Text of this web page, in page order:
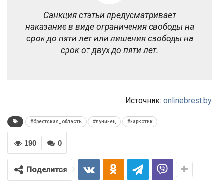
Санкция статьи предусматривает
наказание в виде ограничения свободы на
срок до пяти лет или лишения свободы на
срок от двух до пяти лет.
Источник: onlinebrest.by
#брестская_область #лунинец #наркотик
0
190
Поделится